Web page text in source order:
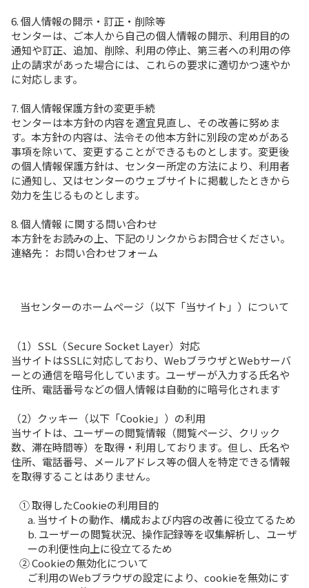
6. 個人情報の開示・訂正・削除等
センターは、ご本人から自己の個人情報の開示、利用目的の
通知や訂正、追加、削除、利用の停止、第三者への利用の停
止の請求があった場合には、これらの要求に適切かつ速やか
に対応します。
7. 個人情報保護方針の変更手続
センターは本方針の内容を適宜見直し、その改善に努めま
す。本方針の内容は、法令その他本方針に別段の定めがある
事項を除いて、変更することができるものとします。変更後
の個人情報保護方針は、センター所定の方法により、利用者
に通知し、又はセンターのウェブサイトに掲載したときから
効力を生じるものとします。
8. 個人情報 に関する問い合わせ
本方針をお読みの上、下記のリンクからお問合せください。
連絡先： お問い合わせフォーム
当センターのホームページ（以下「当サイト」）について
（1）SSL（Secure Socket Layer）対応
当サイトはSSLに対応しており、WebブラウザとWebサーバ
ーとの通信を暗号化しています。ユーザーが入力する氏名や
住所、電話番号などの個人情報は自動的に暗号化されます
（2）クッキー（以下「Cookie」）の利用
当サイトは、ユーザーの閲覧情報（閲覧ページ、クリック
数、滞在時間等）を取得・利用しております。但し、氏名や
住所、電話番号、メールアドレス等の個人を特定できる情報
を取得することはありません。
① 取得したCookieの利用目的
a. 当サイトの動作、構成および内容の改善に役立てるため
b. ユーザーの閲覧状況、操作記録等を収集解析し、ユーザ
ーの利便性向上に役立てるため
② Cookieの無効化について
ご利用のWebブラウザの設定により、cookieを無効にす